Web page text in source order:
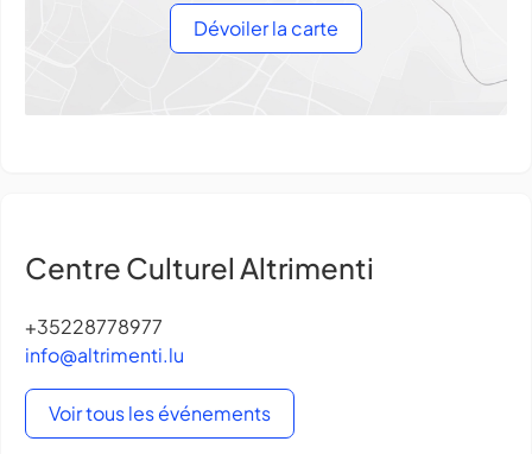
Dévoiler la carte
Centre Culturel Altrimenti
+35228778977
info@altrimenti.lu
Voir tous les événements